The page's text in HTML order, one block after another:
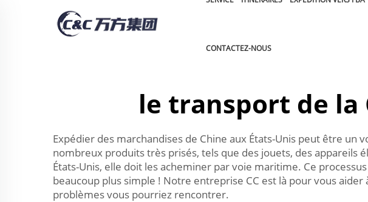
CONTACTEZ-NOUS
le transport de la
Expédier des marchandises de Chine aux États-Unis peut être
nombreux produits très prisés, tels que des jouets, des appareils
États-Unis, elle doit les acheminer par voie maritime. Ce
beaucoup plus simple ! Notre entreprise CC est là pour vous
problèmes vous pourriez rencontrer.